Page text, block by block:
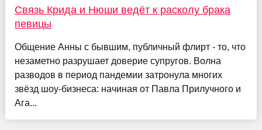
Связь Крида и Нюши ведёт к расколу брака
певицы
Общение Анны с бывшим, публичный флирт - то, что
незаметно разрушает доверие супругов. Волна
разводов в период пандемии затронула многих
звёзд шоу-бизнеса: начиная от Павла Прилучного и
Ага...